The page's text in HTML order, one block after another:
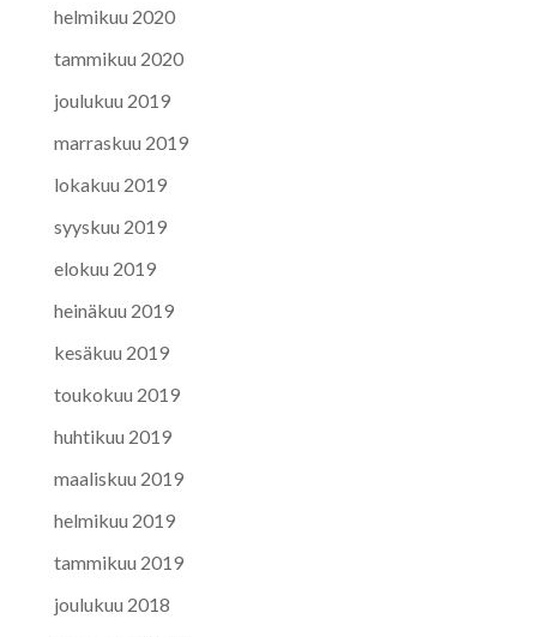
helmikuu 2020
tammikuu 2020
joulukuu 2019
marraskuu 2019
lokakuu 2019
syyskuu 2019
elokuu 2019
heinäkuu 2019
kesäkuu 2019
toukokuu 2019
huhtikuu 2019
maaliskuu 2019
helmikuu 2019
tammikuu 2019
joulukuu 2018